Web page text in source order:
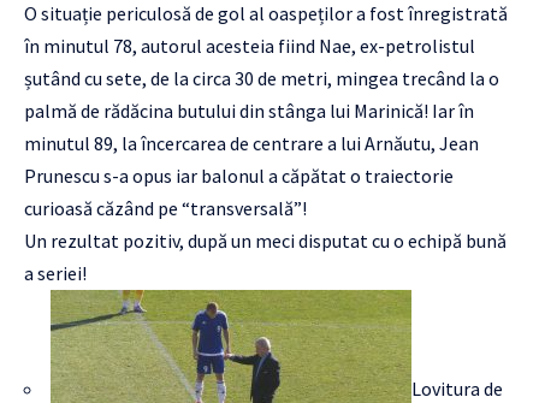
O situație periculosă de gol al oaspeților a fost înregistrată
în minutul 78, autorul acesteia fiind Nae, ex-petrolistul
șutând cu sete, de la circa 30 de metri, mingea trecând la o
palmă de rădăcina butului din stânga lui Marinică! Iar în
minutul 89, la încercarea de centrare a lui Arnăutu, Jean
Prunescu s-a opus iar balonul a căpătat o traiectorie
curioasă căzând pe “transversală”!
Un rezultat pozitiv, după un meci disputat cu o echipă bună
a seriei!
Lovitura de